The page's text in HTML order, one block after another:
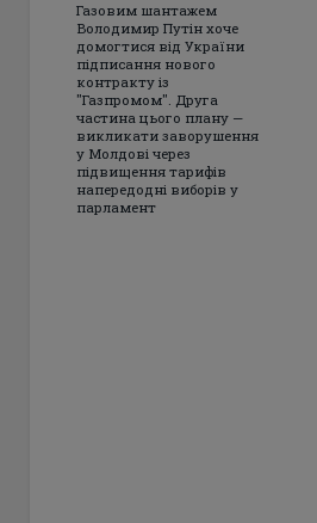
Газовим шантажем
Володимир Путін хоче
домогтися від України
підписання нового
контракту із
"Газпромом". Друга
частина цього плану —
викликати заворушення
у Молдові через
підвищення тарифів
напередодні виборів у
парламент